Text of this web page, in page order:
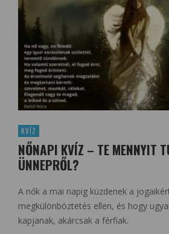
KVÍZ
NŐNAPI KVÍZ – TE MENNYIT
ÜNNEPRŐL?
A nők a mai napig küzdenek a
megkülönböztetés ellen, és hogy
kapjanak, akárcsak a férfiak.